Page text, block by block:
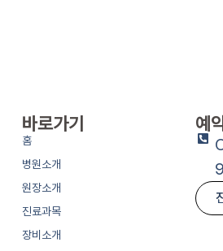
바로가기
홈
병원소개
원장소개
진료과목
장비소개
예